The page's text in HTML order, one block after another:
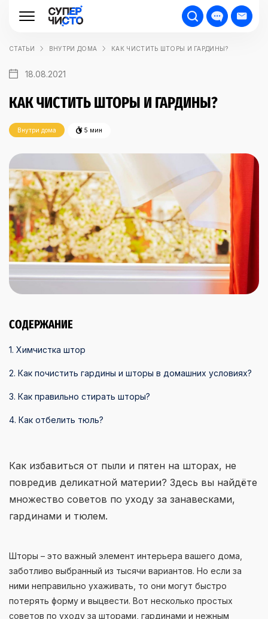
СТАТЬИ ВНУТРИ ДОМА КАК ЧИСТИТЬ ШТОРЫ И ГАРДИНЫ?
18.08.2021
КАК ЧИСТИТЬ ШТОРЫ И ГАРДИНЫ?
Внутри дома 5 мин
СОДЕРЖАНИЕ
1. Химчистка штор
2. Как почистить гардины и шторы в домашних условиях?
3. Как правильно стирать шторы?
4. Как отбелить тюль?
Как избавиться от пыли и пятен на шторах, не
повредив деликатной материи? Здесь вы найдёте
множество советов по уходу за занавесками,
гардинами и тюлем.
Шторы – это важный элемент интерьера вашего дома,
заботливо выбранный из тысячи вариантов. Но если за
ними неправильно ухаживать, то они могут быстро
потерять форму и выцвести. Вот несколько простых
советов по уходу за шторами, гардинами и нежным